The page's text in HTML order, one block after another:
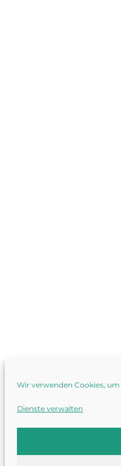
Wir verwenden Cookies,
Dienste verwalten